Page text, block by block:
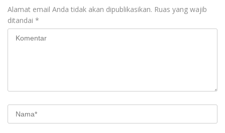
Alamat email Anda tidak akan dipublikasikan. Ruas yang wajib
ditandai *